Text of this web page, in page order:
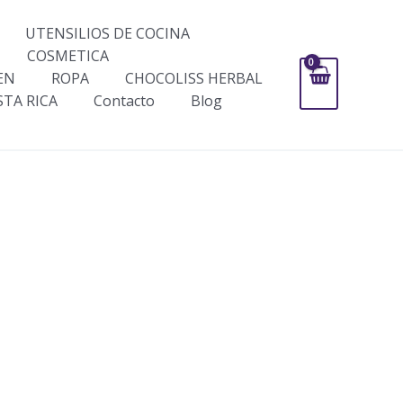
UTENSILIOS DE COCINA
COSMETICA
ROPA
CHOCOLISS HERBAL
RICA Contacto
Blog